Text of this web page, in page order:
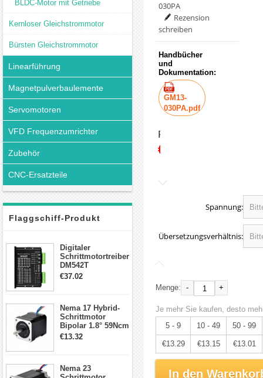
BLDC-Motor mit Getriebe
Kernloser Gleichstrommotor
Bürsten Gleichstrommotor
Linearführung
Magnetpulverbaulemente
Servomotoren
VFD Frequenzumrichter
Zubehör
CNC-Ersatzteile
Flaggschiff-Produkt
Digitaler
Schrittmotortreiber
DM542T
Schrittmotor
Schrittmotor
€37.02
Nema 17 Hybrid-
Schrittmotor
Bipolar 1.8° 59Ncm
2A 4 Drähte mit 1m
€13.32
Nema 23
030PA
Rezension
schreiben
Handbücher
und
Dokumentation:
GM13-
030PA.pdf
Preis:
€13.99
Spannung:
Übersetzungsverhältnis:
Menge: - +
Je mehr Sie kaufen, desto
5 - 9
10 - 49 50 - 99
€13.29 €13.15 €13.01
In den